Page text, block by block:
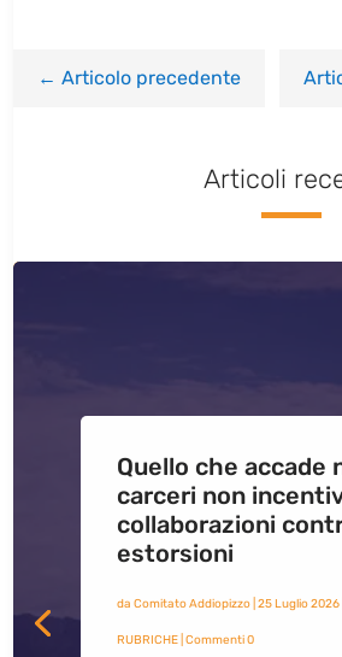
←Articolo precedente
Articoli
Quello che accade
carceri non
collaborazioni
estorsioni
da Comitato Addiopizzo| 25 Luglio 2026|
RUBRICHE| Commenti 0